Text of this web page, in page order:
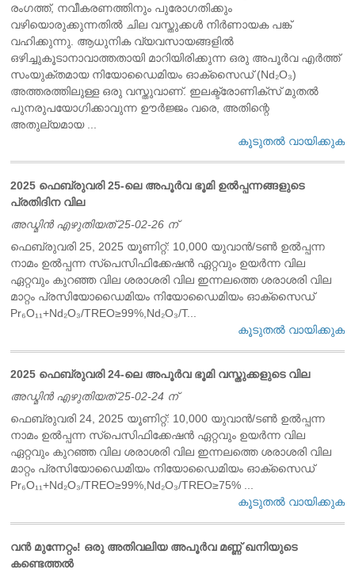
രംഗത്ത്, നവീകരണത്തിനും പുരോഗതിക്കും
വഴിയൊരുക്കുന്നതിൽ ചില വസ്തുക്കൾ നിർണായക പങ്ക്
വഹിക്കുന്നു. ആധുനിക വ്യവസായങ്ങളിൽ
ഒഴിച്ചുകൂടാനാവാത്തതായി മാറിയിരിക്കുന്ന ഒരു അപൂർവ എർത്ത്
സംയുക്തമായ നിയോഡൈമിയം ഓക്സൈഡ് (Nd₂O₃)
അത്തരത്തിലുള്ള ഒരു വസ്തുവാണ്. ഇലക്ട്രോണിക്സ് മുതൽ
പുനരുപയോഗിക്കാവുന്ന ഊർജ്ജം വരെ, അതിന്റെ
അതുല്യമായ ...
കൂടുതൽ വായിക്കുക
2025 ഫെബ്രുവരി 25-ലെ അപൂർവ ഭൂമി ഉൽപ്പന്നങ്ങളുടെ
പ്രതിദിന വില
അഡ്മിൻ എഴുതിയത് 25-02-26 ന്
ഫെബ്രുവരി 25, 2025 യൂണിറ്റ്: 10,000 യുവാൻ/ടൺ ഉൽപ്പന്ന
നാമം ഉൽപ്പന്ന സ്പെസിഫിക്കേഷൻ ഏറ്റവും ഉയർന്ന വില
ഏറ്റവും കുറഞ്ഞ വില ശരാശരി വില ഇന്നലത്തെ ശരാശരി വില
മാറ്റം പ്രസിയോഡൈമിയം നിയോഡൈമിയം ഓക്സൈഡ്
Pr₆O₁₁+Nd₂O₃/TREO≥99%,Nd₂O₃/T...
കൂടുതൽ വായിക്കുക
2025 ഫെബ്രുവരി 24-ലെ അപൂർവ ഭൂമി വസ്തുക്കളുടെ വില
അഡ്മിൻ എഴുതിയത് 25-02-24 ന്
ഫെബ്രുവരി 24, 2025 യൂണിറ്റ്: 10,000 യുവാൻ/ടൺ ഉൽപ്പന്ന
നാമം ഉൽപ്പന്ന സ്പെസിഫിക്കേഷൻ ഏറ്റവും ഉയർന്ന വില
ഏറ്റവും കുറഞ്ഞ വില ശരാശരി വില ഇന്നലത്തെ ശരാശരി വില
മാറ്റം പ്രസിയോഡൈമിയം നിയോഡൈമിയം ഓക്സൈഡ്
Pr₆O₁₁+Nd₂O₃/TREO≥99%,Nd₂O₃/TREO≥75% ...
കൂടുതൽ വായിക്കുക
വൻ മുന്നേറ്റം! ഒരു ​​അതിവലിയ അപൂർവ മണ്ണ് ഖനിയുടെ
കണ്ടെത്തൽ